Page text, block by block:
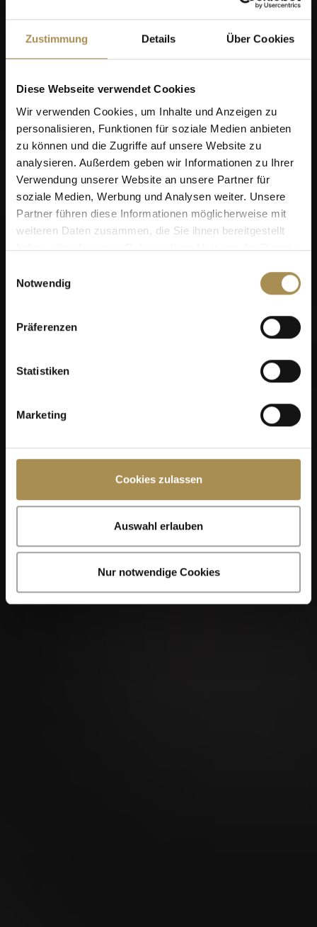
Zustimmung Details Über Cookies
Diese Webseite verwendet Cookies
Wir verwenden Cookies, um Inhalte und Anzeigen zu
personalisieren, Funktionen für soziale Medien anbieten
zu können und die Zugriffe auf unsere Website zu
analysieren. Außerdem geben wir Informationen zu Ihrer
Verwendung unserer Website an unsere Partner für
soziale Medien, Werbung und Analysen weiter. Unsere
Partner führen diese Informationen möglicherweise mit
weiteren Daten zusammen, die Sie ihnen bereitgestellt
haben oder die sie im Rahmen Ihrer Nutzung der Dienste
Notwendig
Präferenzen
Statistiken
Marketing
Cookies zulassen
Auswahl erlauben
Nur notwendige Cookies